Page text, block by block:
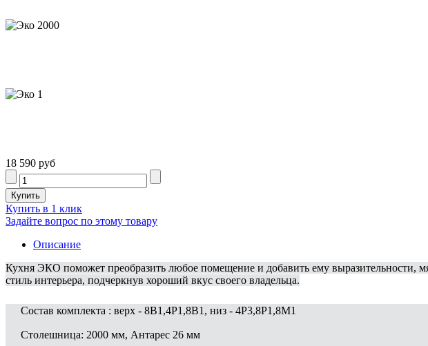
18 590 руб
Купить в 1 клик
Задайте вопрос по этому товару
Описание
Кухня ЭКО поможет преобразить любое помещение и добавить ему выразительности,
стиль интерьера, подчеркнув хороший вкус своего владельца.
Состав комплекта : верх - 8В1,4Р1,8В1, низ - 4Р3,8Р1,8М1
Столешница: 2000 мм, Антарес 26 мм